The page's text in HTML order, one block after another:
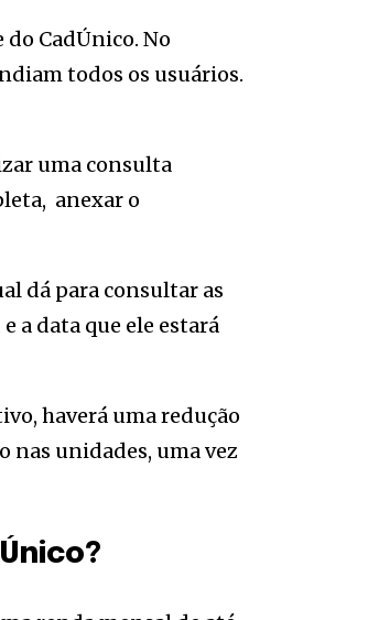
CadÚnico. No
todos os usuários.
uma consulta
anexar o
dá para consultar as
a data que ele estará
haverá uma redução
nas unidades, uma vez